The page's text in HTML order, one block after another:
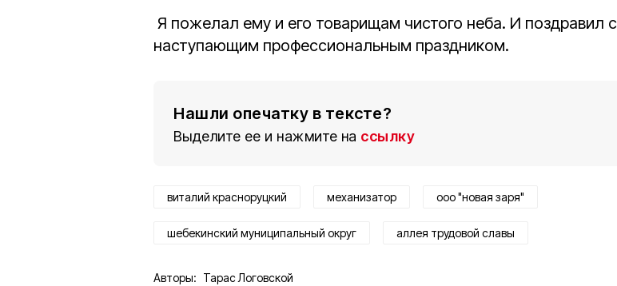
Я пожелал ему и его товарищам чистого неба. И поздравил с
наступающим профессиональным праздником.
Нашли опечатку в тексте?
Выделите ее и нажмите на ссылку
виталий красноруцкий механизатор ооо "новая заря"
шебекинский муниципальный округ аллея трудовой славы
Авторы: Тарас Логовской